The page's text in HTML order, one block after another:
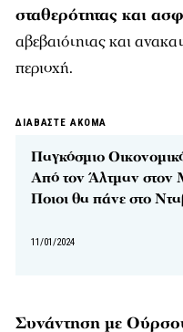
σταθερότητας και
αβεβαιότητας και
περιοχή.
ΔΙΑΒΑΣΤΕ ΑΚΟΜΑ
Παγκόσμιο
Από τον Άλτμαν στον
Ποιοι θα πάνε στο
11/01/2024
Συνάντηση με